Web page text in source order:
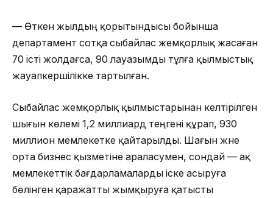
— Өткен жылдың қорытындысы бойынша
департамент сотқа сыбайлас жемқорлық жасаған
70 істі жолдағса, 90 лауазымды тұлға қылмыстық
жауапкершілікке тартылған.
Сыбайлас жемқорлық қылмыстарынан келтірілген
шығын көлемі 1,2 миллиард теңгені құрап, 930
миллион мемлекетке қайтарылды. Шағын және
орта бизнес қызметіне араласумен, сондай — ақ
мемлекеттік бағдарламаларды іске асыруға
бөлінген қаражатты жымқыруға қатысты